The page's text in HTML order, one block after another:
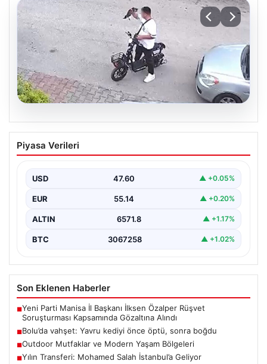
Bolu’da vahşet: Yavru kediyi önce öptü,
sonra boğdu
Ardından Telef Etti", "content": "Bolu'nun Beşkavaklar…
Piyasa Verileri
USD 47.60 ▲ +0.05%
EUR 55.14 ▲ +0.20%
ALTIN 6571.8 ▲ +1.17%
BTC 3067258 ▲ +1.02%
Son Eklenen Haberler
■Yeni Parti Manisa İl Başkanı İlksen Özalper Rüşvet
Soruşturması Kapsamında Gözaltına Alındı
■Bolu’da vahşet: Yavru kediyi önce öptü, sonra boğdu
■Outdoor Mutfaklar ve Modern Yaşam Bölgeleri
■Yılın Transferi: Mohamed Salah İstanbul’a Geliyor